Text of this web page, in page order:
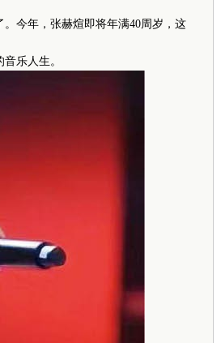
今年，张赫煊即将年满40周岁，这
乐人生。